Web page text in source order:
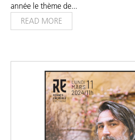
année le thème de...
READ MORE